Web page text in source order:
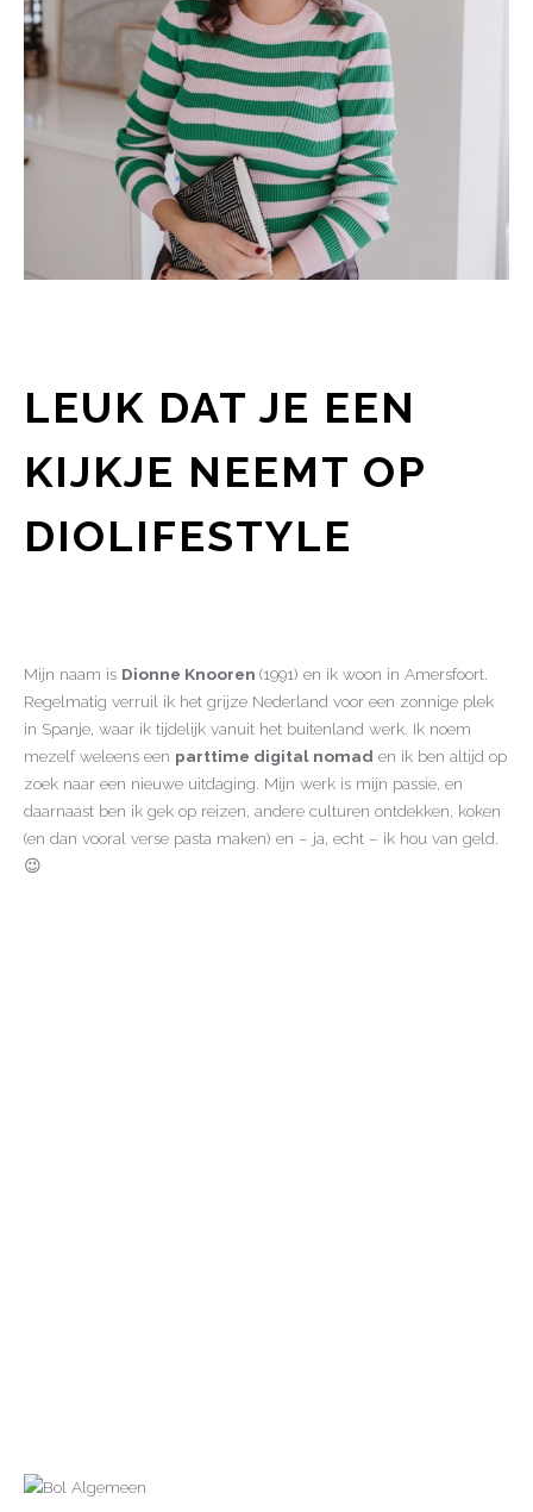
LEUK DAT JE EEN
KIJKJE NEEMT OP
DIOLIFESTYLE
Mijn naam is Dionne Knooren (1991) en ik woon in Amersfoort.
Regelmatig verruil ik het grijze Nederland voor een zonnige plek
in Spanje, waar ik tijdelijk vanuit het buitenland werk. Ik noem
mezelf weleens een parttime digital nomad en ik ben altijd op
zoek naar een nieuwe uitdaging. Mijn werk is mijn passie, en
daarnaast ben ik gek op reizen, andere culturen ontdekken, koken
(en dan vooral verse pasta maken) en – ja, echt – ik hou van geld.
😉